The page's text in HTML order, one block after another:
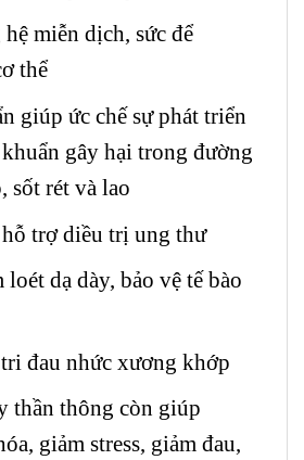
miễn dịch, sức để
thể
giúp ức chế sự phát triển
gây hại trong đường
sốt rét và lao
trợ diều trị ung thư
dạ dày, bảo vệ tế bào
đau nhức xương khớp
thần thông còn giúp
giảm stress, giảm đau,